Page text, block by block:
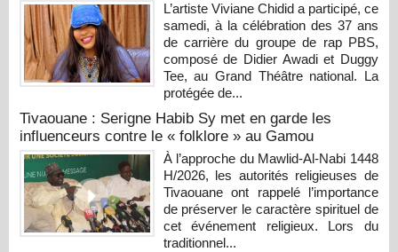
L’artiste Viviane Chidid a participé, ce
samedi, à la célébration des 37 ans
de carrière du groupe de rap PBS,
composé de Didier Awadi et Duggy
Tee, au Grand Théâtre national. La
protégée de...
Tivaouane : Serigne Habib Sy met en garde les
influenceurs contre le « folklore » au Gamou
À l’approche du Mawlid-Al-Nabi 1448
H/2026, les autorités religieuses de
Tivaouane ont rappelé l’importance
de préserver le caractère spirituel de
cet événement religieux. Lors du
traditionnel...